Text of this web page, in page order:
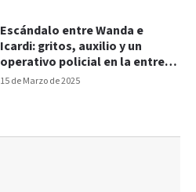
15 de Marzo de 2025
Escándalo entre Wanda e
Icardi: gritos, auxilio y un
operativo policial en la entrega
de sus hijas